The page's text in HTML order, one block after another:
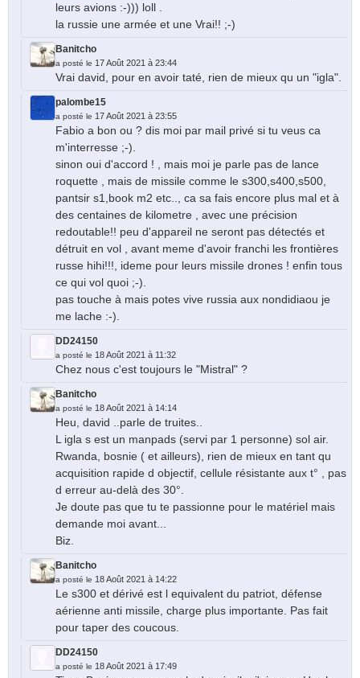
leurs avions :-))) loll .
la russie une armée et une Vrai!! ;-)
Banitcho
a posté le 17 Août 2021 à 23:44
Vrai david, pour en avoir taté, rien de mieux qu un "igla".
palombe15
a posté le 17 Août 2021 à 23:55
Fabio a bon ou ? dis moi par mail privé si tu veus ca
m'interresse ;-).
sinon oui d'accord ! , mais moi je parle pas de lance
roquette , mais de missile comme le s300,s400,s500,
pantsir s1,book m2 etc.., ca sa fais encore plus mal et à
des centaines de kilometre , avec une précision
redoutable!! peu d'appareil ne seront pas détectés et
détruit en vol , avant meme d'avoir franchi les frontières
russe hihi!!!, ideme pour leurs missile drones ! enfin tous
ce qui vol quoi ;-).
pas touche à mais potes vive russia aux nondidiaou je
me lache :-).
DD24150
a posté le 18 Août 2021 à 11:32
Chez nous c'est toujours le "Mistral" ?
Banitcho
a posté le 18 Août 2021 à 14:14
Heu, david ..parle de truites..
L igla s est un manpads (servi par 1 personne) sol air.
Rwanda, bosnie ( et ailleurs), rien de mieux en tant qu
acquisition rapide d objectif, cellule résistante aux t° , pas
d erreur au-delà des 30°.
Je doute pas que tu te passionne pour le matériel mais
demande moi avant...
Biz.
Banitcho
a posté le 18 Août 2021 à 14:22
Le s300 et dérivé est l equivalent du patriot, défense
aérienne anti missile, charge plus importante. Pas fait
pour taper des coucous.
DD24150
a posté le 18 Août 2021 à 17:49